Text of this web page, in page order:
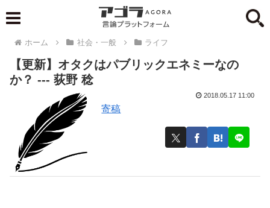
ホーム 社会・一般 ライフ
【更新】オタクはパブリックエネミーなの
か？ --- 荻野 稔
寄稿
2018.05.17 11:00